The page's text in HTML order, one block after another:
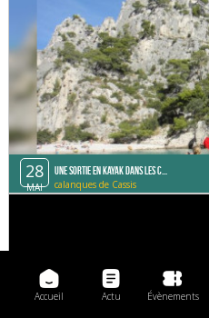
28
MAI
Une sortie en Kayak dans les C...
calanques de Cassis
Accueil Actu Évènements